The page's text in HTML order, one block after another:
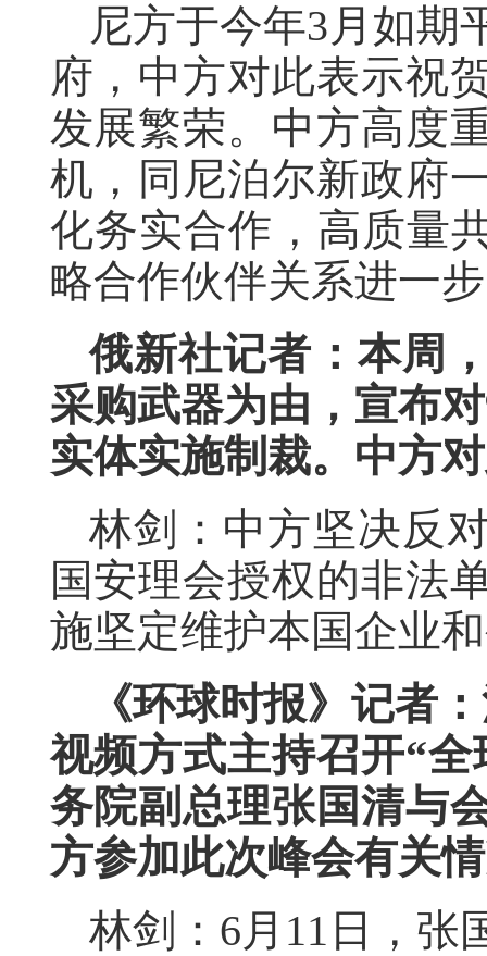
尼方于今年3月如期
府，中方对此表示祝
发展繁荣。中方高度
机，同尼泊尔新政府
化务实合作，高质量
略合作伙伴关系进一
俄新社记者：本周
采购武器为由，宣布
实体实施制裁。中方
林剑：中方坚决反
国安理会授权的非法
施坚定维护本国企业
《环球时报》记者
视频方式主持召开“
务院副总理张国清与
方参加此次峰会有关
林剑：6月11日，张